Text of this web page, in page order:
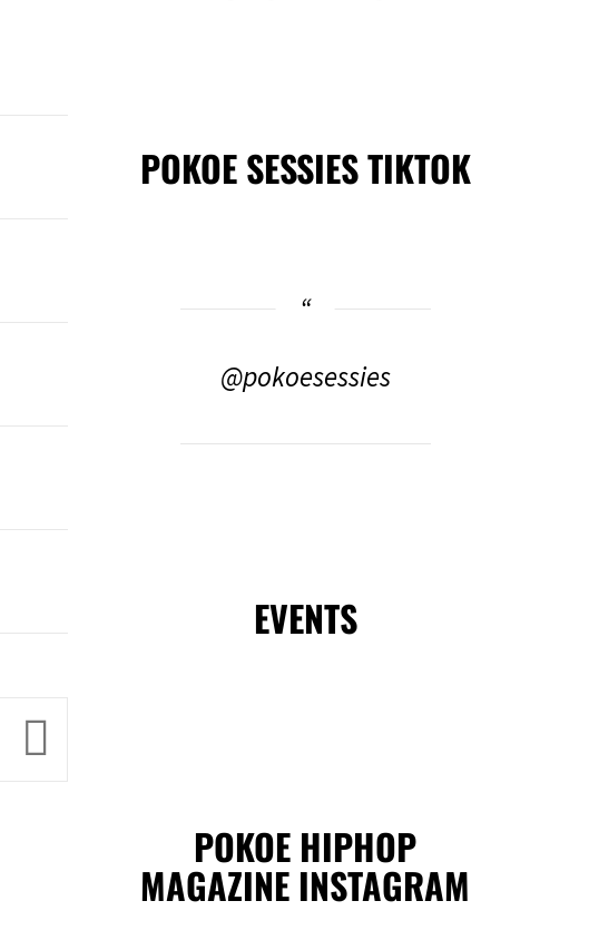
POKOE SESSIES TIKTOK
@pokoesessies
EVENTS
POKOE HIPHOP
MAGAZINE INSTAGRAM